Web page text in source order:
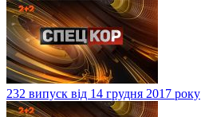
232 випуск від 14 грудня 2017 року